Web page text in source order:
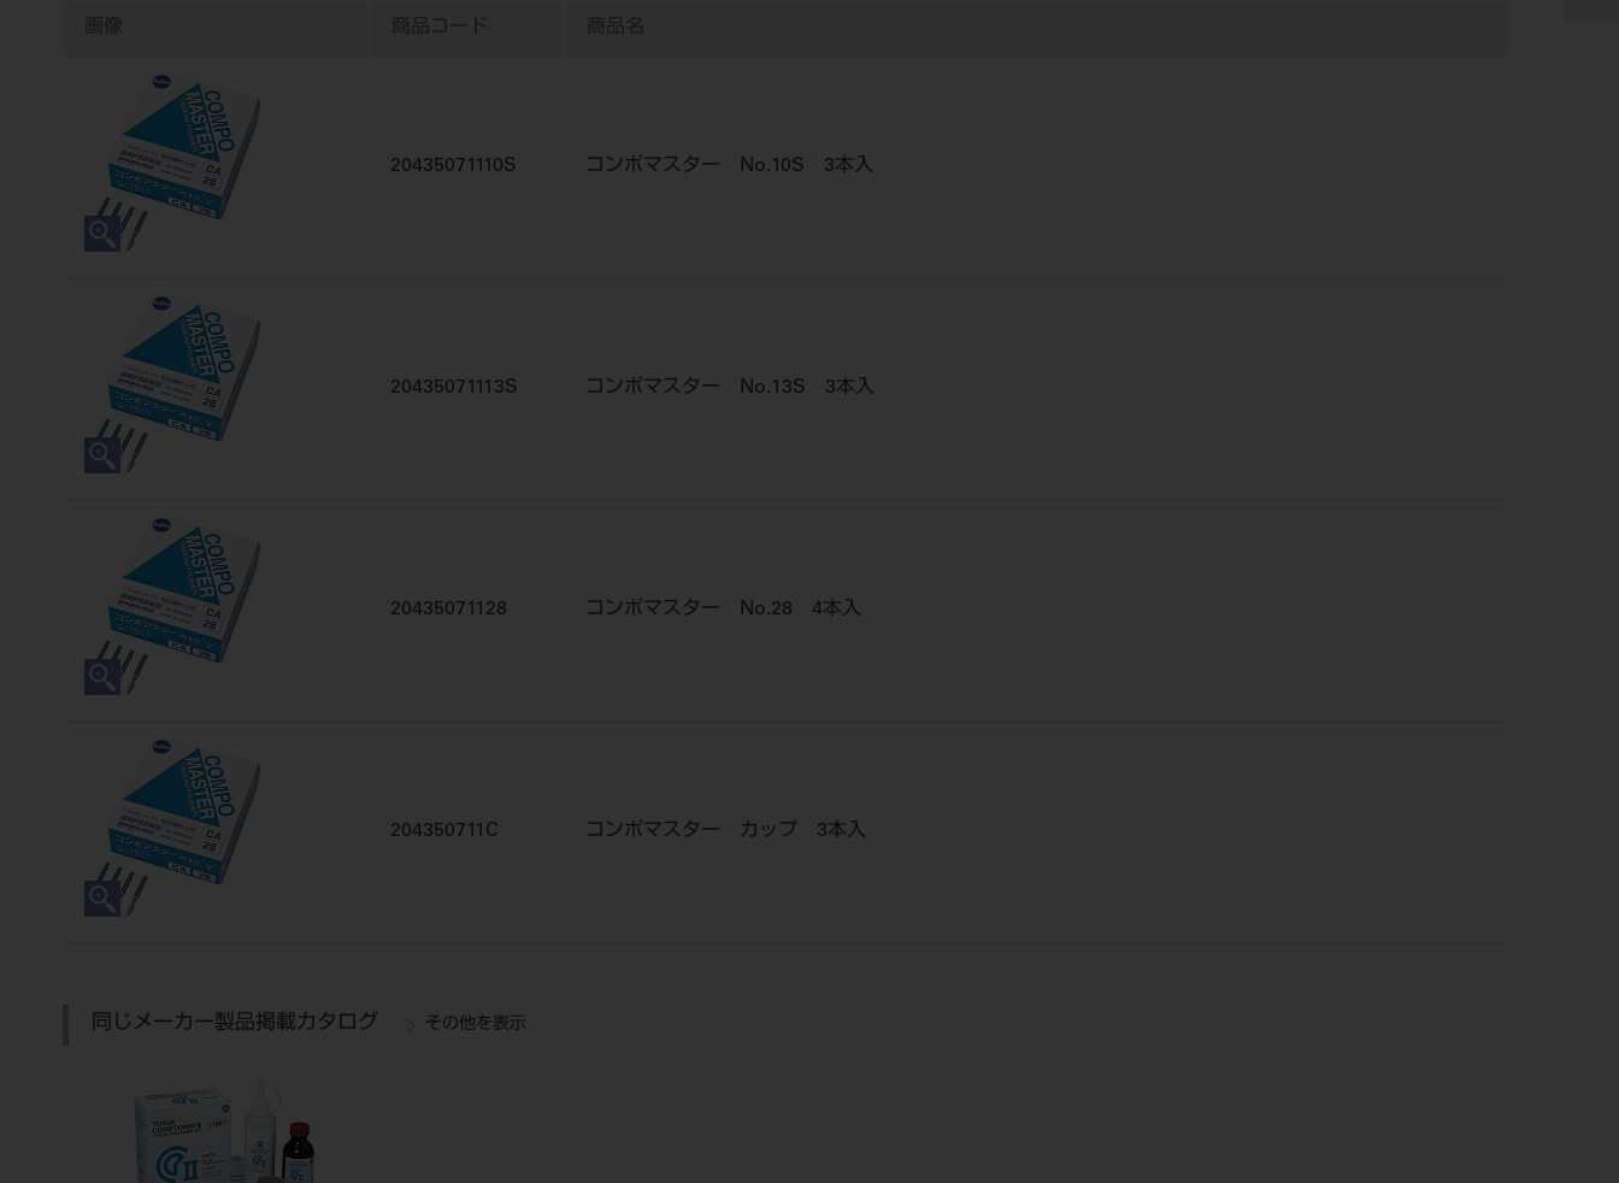
画像 商品コード 商品名
20435071110S コンポマスター No.10S 3本入
20435071113S コンポマスター No.13S 3本入
20435071128 コンポマスター No.28 4本入
204350711C コンポマスター カップ 3本入
同じメーカー製品掲載カタログ その他を表示